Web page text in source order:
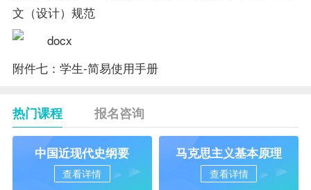
文（设计）规范
附件七：学生-简易使用手册
热门课程 报名咨询
中国近现代史纲要
查看详情
马克思主义基本原理
查看详情